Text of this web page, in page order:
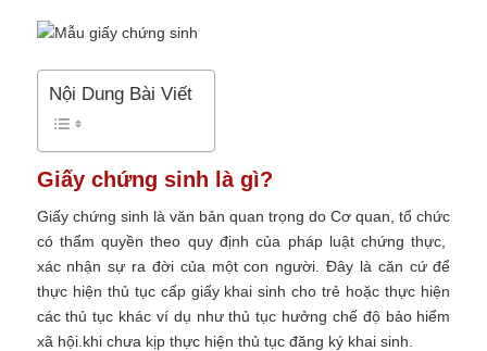
Nội Dung Bài Viết
Giấy chứng sinh là gì?
Giấy chứng sinh là văn bản quan trọng do Cơ quan, tổ chức
có thẩm quyền theo quy định của pháp luật chứng thực,
xác nhận sự ra đời của một con người. Đây là căn cứ để
thực hiện thủ tục cấp giấy khai sinh cho trẻ hoặc thực hiện
các thủ tục khác ví dụ như thủ tục hưởng chế độ bảo hiểm
xã hội.khi chưa kịp thực hiện thủ tục đăng ký khai sinh.